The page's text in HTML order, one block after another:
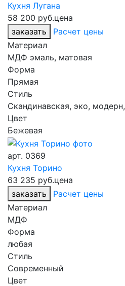
Кухня Лугана
58 200 руб.цена
заказать
Расчет цены
Материал
МДФ эмаль, матовая
Форма
Прямая
Стиль
Скандинавская, эко, модерн,
Цвет
Бежевая
арт. 0369
Кухня Торино
63 235 руб.цена
заказать
Расчет цены
Материал
МДФ
Форма
любая
Стиль
Современный
Цвет